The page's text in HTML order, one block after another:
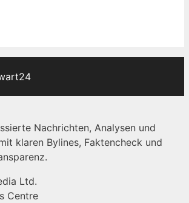
Nachrichten, Analysen und
klaren Bylines, Faktencheck und
Ltd.
Centre